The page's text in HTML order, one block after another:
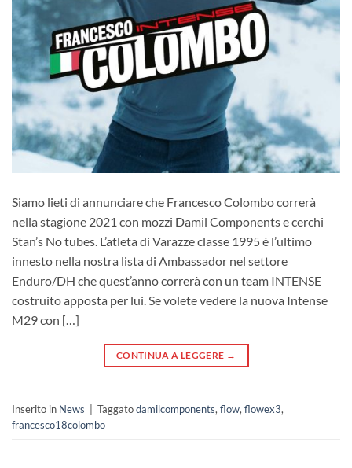
Siamo lieti di annunciare che Francesco Colombo correrà
nella stagione 2021 con mozzi Damil Components e cerchi
Stan’s No tubes. L’atleta di Varazze classe 1995 è l’ultimo
innesto nella nostra lista di Ambassador nel settore
Enduro/DH che quest’anno correrà con un team INTENSE
costruito apposta per lui. Se volete vedere la nuova Intense
M29 con […]
CONTINUA A LEGGERE →
Inserito in News Taggatodamilcomponents,flow,flowex3,
francesco18colombo